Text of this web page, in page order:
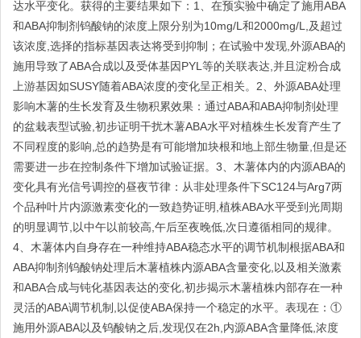
达水平变化。获得的主要结果如下：1、在预实验中确定了施用ABA
和ABA抑制剂钨酸钠的浓度上限分别为10mg/L和2000mg/L,及超过
该浓度,选择的指标基因表达将受到抑制；在试验中发现,外源ABA的
施用导致了ABA合成以及受体基因PYL等的关联表达,并且淀粉合成
上游基因如SUSY随着ABA浓度的变化呈正相关。2、外源ABA处理
影响木薯的生长发育及生物积累效果：通过ABA和ABA抑制剂处理
的盆栽表型试验,初步证明干扰木薯ABA水平对植株生长发育产生了
不同程度的影响,总的趋势是有可能增加块根和地上部生物量,但是还
需要进一步在控制条件下增加试验证据。3、木薯体内的内源ABA的
变化具有光信号调控的昼夜节律：从非处理条件下SC124与Arg7两
个品种叶片内源激素变化的一致趋势证明,植株ABA水平受到光周期
的明显调节,以中午以前较高,午后至夜晚低,次日遵循相同的规律。
4、木薯体内自身存在一种维持ABA稳态水平的调节机制根据ABA和
ABA抑制剂钨酸钠处理后木薯植株内源ABA含量变化,以及相关激素
和ABA合成与钝化基因表达的变化,初步揭示木薯植株内部存在一种
灵活的ABA调节机制,以促使ABA保持一个稳定的水平。表现在：①
施用外源ABA以及钨酸钠之后,发现仅在2h,内源ABA含量降低,浓度